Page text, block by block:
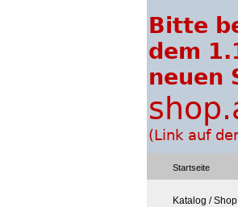
Startseite
Katalog / Shop